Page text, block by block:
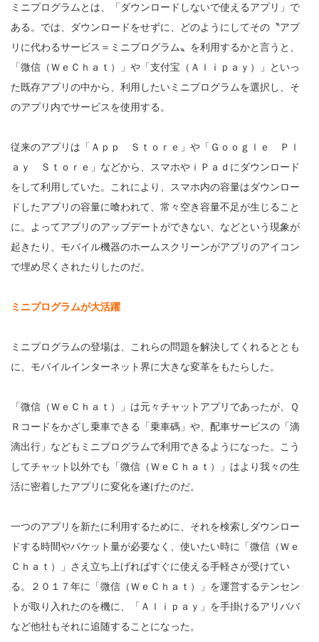
ミニプログラムとは、「ダウンロードしないで使えるアプリ」で
ある。では、ダウンロードをせずに、どのようにしてその〝アプ
リに代わるサービス＝ミニプログラム〟を利用するかと言うと、
「微信（ＷｅＣｈａｔ）」や「支付宝（Ａｌｉｐａｙ）」といっ
た既存アプリの中から、利用したいミニプログラムを選択し、そ
のアプリ内でサービスを使用する。
従来のアプリは「Ａｐｐ Ｓｔｏｒｅ」や「Ｇｏｏｇｌｅ Ｐｌ
ａｙ Ｓｔｏｒｅ」などから、スマホやｉＰａｄにダウンロード
をして利用していた。これにより、スマホ内の容量はダウンロー
ドしたアプリの容量に喰われて、常々空き容量不足が生じること
に。よってアプリのアップデートができない、などという現象が
起きたり、モバイル機器のホームスクリーンがアプリのアイコン
で埋め尽くされたりしたのだ。
ミニプログラムが大活躍
ミニプログラムの登場は、これらの問題を解決してくれるととも
に、モバイルインターネット界に大きな変革をもたらした。
「微信（ＷｅＣｈａｔ）」は元々チャットアプリであったが、Ｑ
Ｒコードをかざし乗車できる「乗車碼」や、配車サービスの「滴
滴出行」などもミニプログラムで利用できるようになった。こう
してチャット以外でも「微信（ＷｅＣｈａｔ）」はより我々の生
活に密着したアプリに変化を遂げたのだ。
一つのアプリを新たに利用するために、それを検索しダウンロー
ドする時間やパケット量が必要なく、使いたい時に「微信（Ｗｅ
Ｃｈａｔ）」さえ立ち上げればすぐに使える手軽さが受けてい
る。２０１７年に「微信（ＷｅＣｈａｔ）」を運営するテンセン
トが取り入れたのを機に、「Ａｌｉｐａｙ」を手掛けるアリババ
など他社もそれに追随することになった。